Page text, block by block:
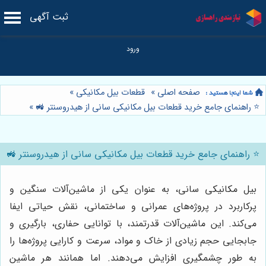
ثبت آگهی
صفحه اصلی » قطعات بیل مکانیکی »
⭐️ راهنمای جامع خرید قطعات بیل مکانیکی سانی از هیدروسنتر 🚜 »
⭐️ راهنمای جامع خرید قطعات بیل مکانیکی سانی از هیدروسنتر 🚜
بیل مکانیکی سانی، به عنوان یکی از ماشین‌آلات سنگین و
پرکاربرد در پروژه‌های عمرانی و ساختمانی، نقش حیاتی ایفا
می‌کند. این ماشین‌آلات قدرتمند، با توانایی حفاری، بارگیری و
جابجایی حجم زیادی از خاک و مواد، سرعت و کارایی پروژه‌ها را
به طور چشمگیری افزایش می‌دهند. اما همانند هر ماشین